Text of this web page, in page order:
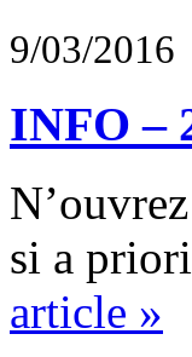
9/03/2016
INFO –
si a
article »